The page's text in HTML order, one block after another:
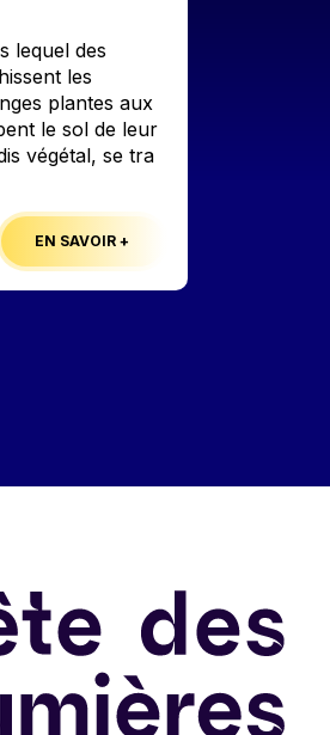
lequel des
les
plantes aux
le sol de leur
végétal, se tra
EN SAVOIR +